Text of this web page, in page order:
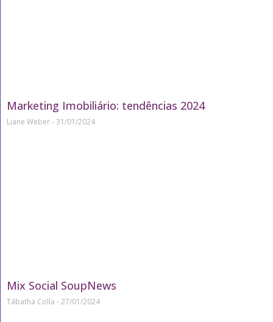
Marketing Imobiliário: tendências 2024
Liane Weber 31/01/2024
Mix Social SoupNews
Tábatha Colla 27/01/2024